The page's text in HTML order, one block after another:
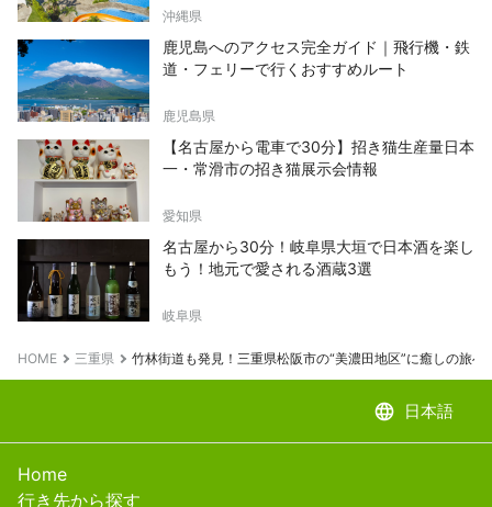
沖縄県
鹿児島へのアクセス完全ガイド｜飛行機・鉄
道・フェリーで行くおすすめルート
鹿児島県
【名古屋から電車で30分】招き猫生産量日本
一・常滑市の招き猫展示会情報
愛知県
名古屋から30分！岐阜県大垣で日本酒を楽し
もう！地元で愛される酒蔵3選
岐阜県
HOME 三重県 竹林街道も発見！三重県松阪市の“美濃田地区”に癒しの旅へ
language 日本語
Home
行き先から探す